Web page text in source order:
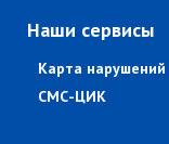
Наши сервисы
Карта нарушений
СМС-ЦИК